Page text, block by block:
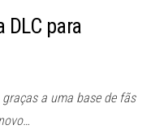
DLC para
a uma base de fãs